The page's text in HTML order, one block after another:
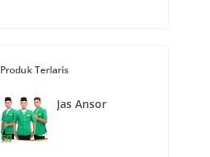
Produk Terlaris
Jas Ansor